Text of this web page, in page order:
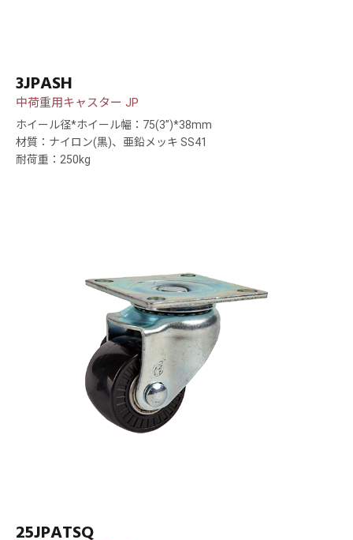
3JPASH
中荷重用キャスター JP
ホイール径*ホイール幅：75(3”)*38mm
材質：ナイロン(黒)、亜鉛メッキ SS41
耐荷重：250kg
25JPATSQ